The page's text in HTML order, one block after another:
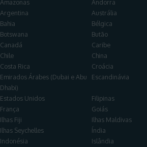
Amazonas
Andorra
Argentina
Austrália
Bahia
Bélgica
Botswana
Butão
Canadá
Caribe
Chile
China
Costa Rica
Croácia
Emirados Árabes (Dubai e Abu
Dhabi)
Escandinávia
Estados Unidos Filipinas
França
Goiás
Ilhas Fiji
Ilhas Maldivas
Ilhas Seychelles
Índia
Indonésia
Islândia